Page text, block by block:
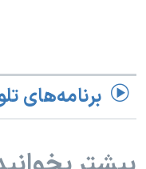
برنامه‌های